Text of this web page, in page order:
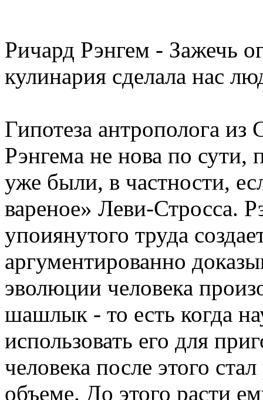
Ричард Рэнгем - Зажечь
кулинария сделала нас
Гипотеза антрополога
Рэнгема не нова по сути,
уже были, в частности,
вареное» Леви-Стросса.
упоиянутого труда
аргументированно
эволюции человека
шашлык - то есть когда
использовать его для
человека после этого
объеме. До этого расти